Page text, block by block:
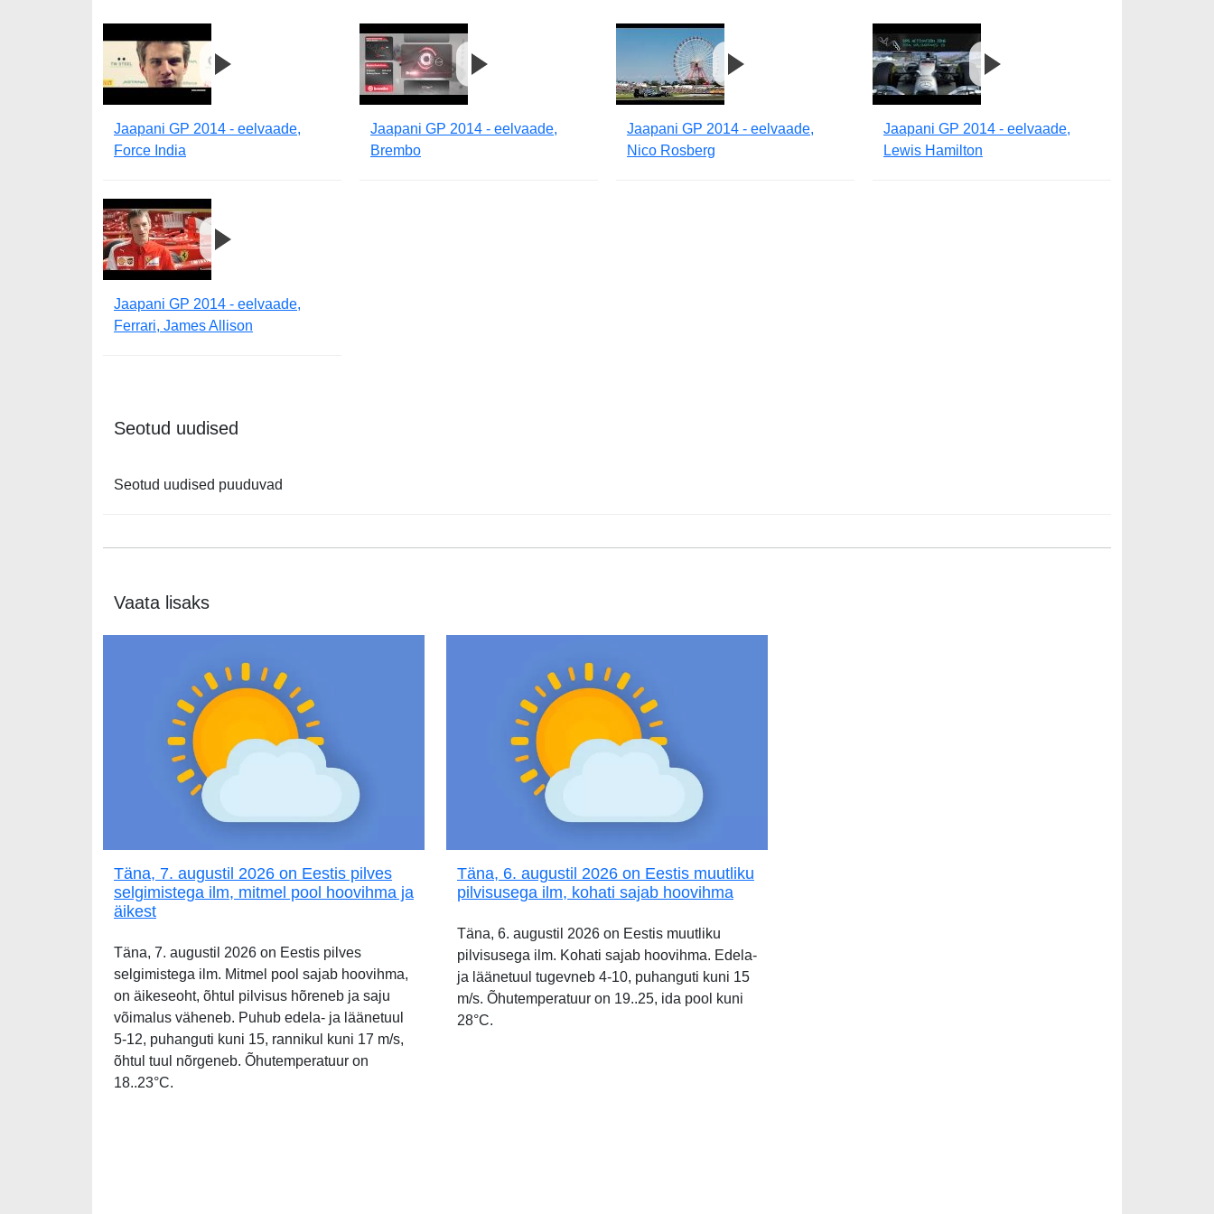
Jaapani GP 2014 - eelvaade,
Force India
Jaapani GP 2014 - eelvaade,
Brembo
Jaapani GP 2014 - eelvaade,
Nico Rosberg
Jaapani GP 2014 - eelvaade,
Lewis Hamilton
Jaapani GP 2014 - eelvaade,
Ferrari, James Allison
Seotud uudised
Seotud uudised puuduvad
Vaata lisaks
Täna, 7. augustil 2026 on Eestis pilves
selgimistega ilm, mitmel pool hoovihma ja
äikest
Täna, 7. augustil 2026 on Eestis pilves
selgimistega ilm. Mitmel pool sajab hoovihma,
on äikeseoht, õhtul pilvisus hõreneb ja saju
võimalus väheneb. Puhub edela- ja läänetuul
5-12, puhanguti kuni 15, rannikul kuni 17 m/s,
õhtul tuul nõrgeneb. Õhutemperatuur on
18..23°C.
Täna, 6. augustil 2026 on Eestis muutliku
pilvisusega ilm, kohati sajab hoovihma
Täna, 6. augustil 2026 on Eestis muutliku
pilvisusega ilm. Kohati sajab hoovihma. Edela-
ja läänetuul tugevneb 4-10, puhanguti kuni 15
m/s. Õhutemperatuur on 19..25, ida pool kuni
28°C.